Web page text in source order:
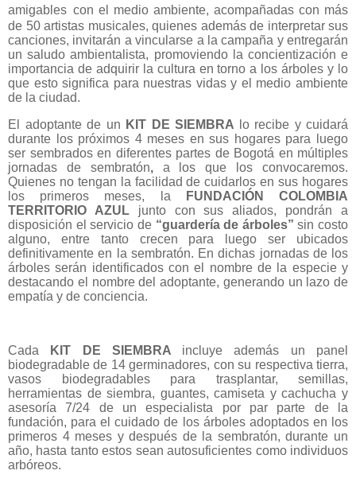
amigables con el medio ambiente, acompañadas con más
de 50 artistas musicales, quienes además de interpretar sus
canciones, invitarán a vincularse a la campaña y entregarán
un saludo ambientalista, promoviendo
la concientización e
importancia de adquirir la cultura en torno a los árboles y lo
que esto significa para nuestras vidas y el medio ambiente
de la ciudad.
El adoptante de un KIT DE SIEMBRA
lo recibe y cuidará
durante los próximos 4 meses en sus hogares para luego
ser sembrados en diferentes partes de Bogotá en múltiples
jornadas de sembratón, a los que los convocaremos.
Quienes no tengan la facilidad de cuidarlos en sus hogares
los primeros meses, la
FUNDACIÓN COLOMBIA
TERRITORIO AZUL junto con sus aliados, pondrán a
disposición el servicio de “guardería de árboles”sin costo
alguno, entre tanto crecen para luego ser ubicados
definitivamente en la sembratón. En dichas jornadas de los
árboles serán identificados con el nombre de la especie y
destacando el nombre del adoptante, generando un lazo de
empatía y de conciencia.
Cada KIT DE SIEMBRA incluye además un panel
biodegradable de 14 germinadores, con su respectiva tierra,
vasos biodegradables para trasplantar, semillas,
herramientas de siembra, guantes, camiseta y cachucha y
asesoría 7/24 de un especialista por par parte de la
fundación, para el cuidado de los árboles adoptados en los
primeros 4 meses y después de la sembratón, durante un
año, hasta tanto estos sean autosuficientes como individuos
arbóreos.